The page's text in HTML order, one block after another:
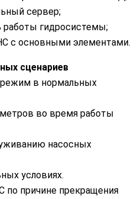
сервер;
гидросистемы;
с основными элементами.
сценариев
в нормальных
во время работы
насосных
условиях.
причине прекращения